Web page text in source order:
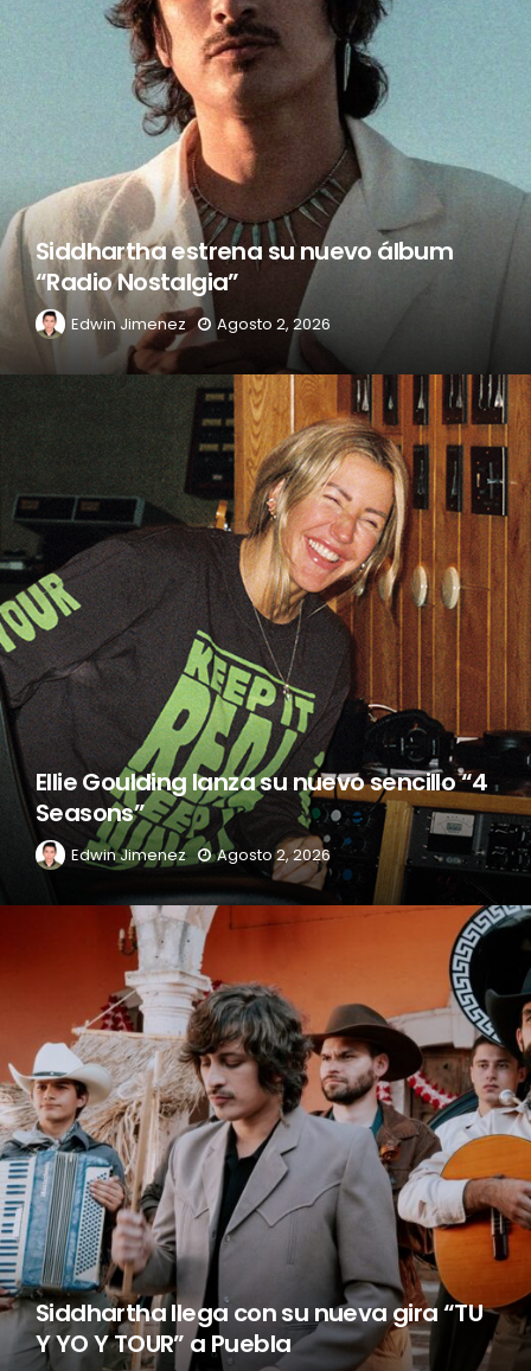
Siddhartha estrena su nuevo álbum
“Radio Nostalgia”
Edwin Jimenez Agosto 2, 2026
Ellie Goulding lanza su nuevo sencillo “4
Seasons”
Edwin Jimenez Agosto 2, 2026
Siddhartha llega con su nueva gira “TU
Y YO Y TOUR” a Puebla